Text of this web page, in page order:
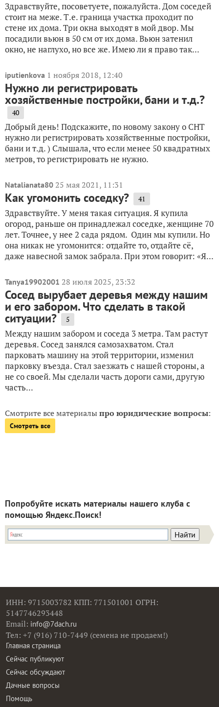
Здравствуйте, посоветуете, пожалуйста. Дом соседей
стоит на меже. Т.е. граница участка проходит по
стене их дома. Три окна выходят в мой двор. Мы
посадили вьюн в 50 см от их дома. Вьюн затенил
окно, не наглухо, но все же. Имею ли я право так...
iputienkova 1 ноября 2018, 12:40
Нужно ли регистрировать
хозяйственные постройки, бани и т.д.?
40
Добрый день! Подскажите, по новому закону о СНТ
нужно ли регистрировать хозяйственные постройки,
бани и т.д. ) Слышала, что если менее 50 квадратных
метров, то регистрировать не нужно.
Natalianata80 25 мая 2021, 11:31
Как угомонить соседку? 41
Здравствуйте. У меня такая ситуация. Я купила
огород, раньше он принадлежал соседке, женщине 70
лет. Точнее, у нее 2 сада рядом. Один мы купили. Но
она никак не угомонится: отдайте то, отдайте сё,
даже навесной замок забрала. При этом говорит: «Я...
Tanya19902001 28 июля 2025, 23:32
Сосед вырубает деревья между нашим
и его забором. Что сделать в такой
ситуации? 5
Между нашим забором и соседа 3 метра. Там растут
деревья. Сосед занялся самозахватом. Стал
парковать машину на этой территории, изменил
парковку въезда. Стал заезжать с нашей стороны, а
не со своей. Мы сделали часть дороги сами, другую
часть...
Смотрите все материалыпро юридические вопросы:
Смотреть все
Попробуйте искать материалы нашего клуба с
помощью Яндекс.Поиск!
ИНН: 9715003782 КПП: 771501001 ОГРН:
5147746293448
Email: info@7dach.ru
Тел: +7 (916) 710-7449 (семена не продаем!)
Главная страница
Сейчас публикуют
Сейчас обсуждают
Дачные вопросы
Помощь